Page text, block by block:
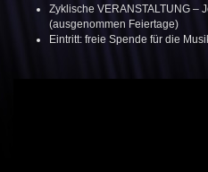
Zyklische VERANSTALTUNG –
(ausgenommen Feiertage)
Eintritt: freie Spende für die